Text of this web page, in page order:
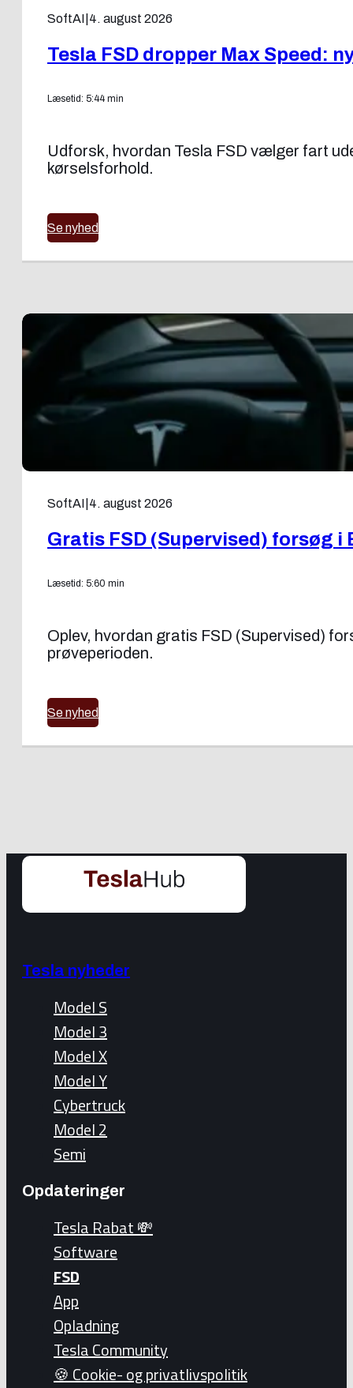
SoftAI 4. august 2026
Tesla FSD dropper Max Speed:
Læsetid: 5:44 min
Udforsk, hvordan Tesla FSD vælger fart
kørselsforhold.
Se nyhed
SoftAI 4. august 2026
Gratis FSD (Supervised) forsøg i
Læsetid: 5:60 min
Oplev, hvordan gratis FSD (Supervised)
prøveperioden.
Se nyhed
Tesla nyheder
Model S
Model 3
Model X
Model Y
Cybertruck
Model 2
Semi
Opdateringer
Tesla Rabat 💸
Software
FSD
App
Opladning
Tesla Community
🍪 Cookie- og privatlivspolitik